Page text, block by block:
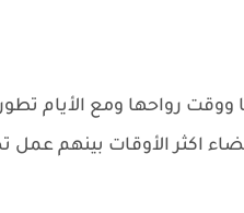
رواحها ومع الأيام
اكثر الأوقات بينهم عمل